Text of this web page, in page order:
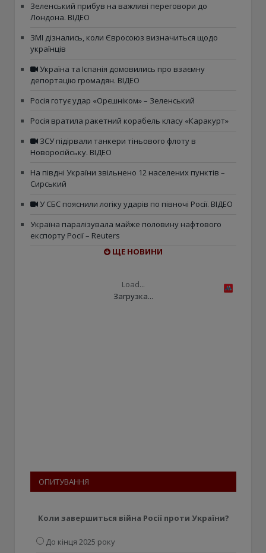
Зеленський прибув на важливі переговори до
Лондона. ВІДЕО
ЗМІ дізнались, коли Євросоюз визначиться щодо
українців
Україна та Іспанія домовились про взаємну
депортацію громадян. ВІДЕО
Росія готує удар «Орєшніком» – Зеленський
Росія вратила ракетний корабель класу «Каракурт»
ЗСУ підірвали танкери тіньового флоту в
Новоросійську. ВІДЕО
На півдні України звільнено 12 населених пунктів –
Сирський
У СБС пояснили логіку ударів по півночі Росії. ВІДЕО
Україна паралізувала майже половину нафтового
експорту Росії – Reuters
ЩЕ НОВИНИ
Load...
Загрузка...
ОПИТУВАННЯ
Коли завершиться війна Росії проти України?
До кінця 2025 року